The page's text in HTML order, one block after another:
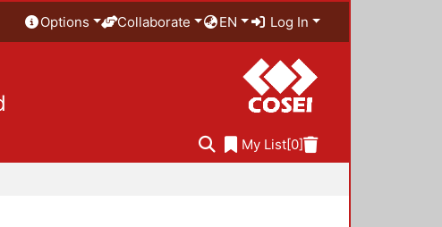
Options Collaborate EN Log In
My List[0]